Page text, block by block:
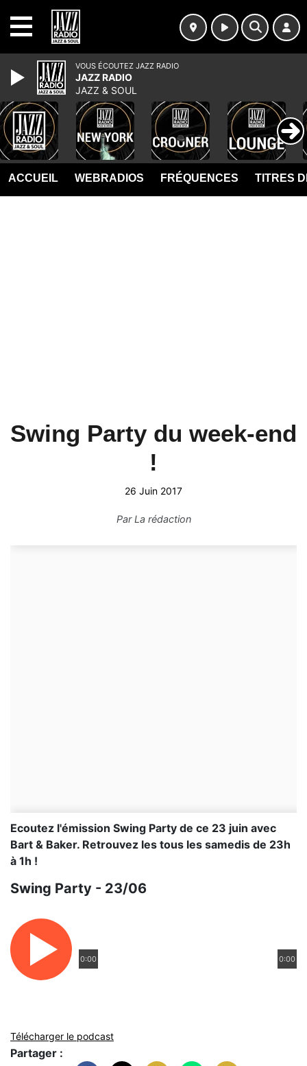
ACCUEIL WEBRADIOS FRÉQUENCES TITRES
Swing Party du week-end
!
26 Juin 2017
ParLa rédaction
Ecoutez l'émission Swing Party de ce 23 juin avec
Bart & Baker. Retrouvez les tous les samedis de 23h
à 1h !
Swing Party - 23/06
0:00 0:00
Télécharger le podcast
Partager :
VOUS ÉCOUTEZ JAZZ RADIO
JAZZ RADIO
JAZZ & SOUL